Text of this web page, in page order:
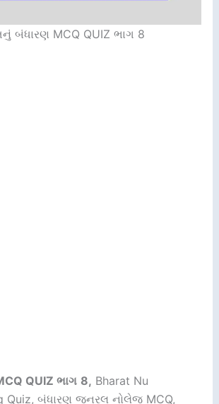
બંધારણ MCQ QUIZ ભાગ 8
QUIZ ભાગ 8, Bharat Nu
Quiz, બંધારણ જનરલ નોલેજ MCQ,